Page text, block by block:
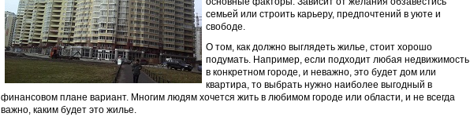
семьей или строить карьеру, предпочтений в уюте и
свободе.
О том, как должно выглядеть жилье, стоит хорошо
подумать. Например, если подходит любая недвижимость
в конкретном городе, и неважно, это будет дом или
квартира, то выбрать нужно наиболее выгодный в
финансовом плане вариант. Многим людям хочется жить в любимом городе или области, и не всегда
важно, каким будет это жилье.